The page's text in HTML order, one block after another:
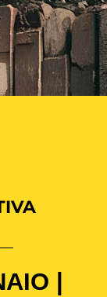
|